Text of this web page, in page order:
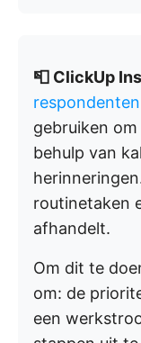
📮 ClickUp
gebruiken
behulp van
routinetaken
afhandelt.
Om dit te
om: de
een